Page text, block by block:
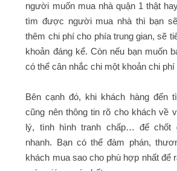
người muốn mua nhà quận 1 thật
tìm được người mua nhà thì bạn
thêm chi phí cho phía trung gian, sẽ
khoản đáng kể. Còn nếu bạn muốn
có thể cân nhắc chi một khoản chi
Bên cạnh đó, khi khách hàng đến
cũng nên thông tin rõ cho khách về
lý, tình hình tranh chấp… để chốt
nhanh. Bạn có thể đàm phán,
khách mua sao cho phù hợp nhất để